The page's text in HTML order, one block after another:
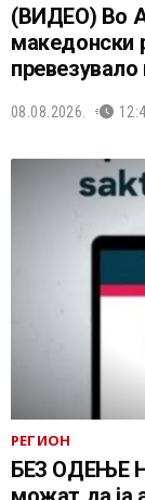
(ВИДЕО) Во
македонски
08.08.2026.
РЕГИОН
БЕЗ ОДЕЊЕ